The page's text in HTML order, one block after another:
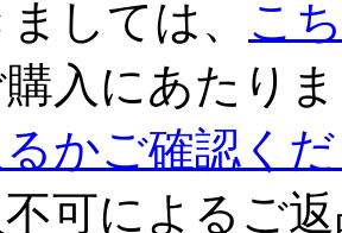
しては、 こ
入にあたり
かご確認く
可によるご